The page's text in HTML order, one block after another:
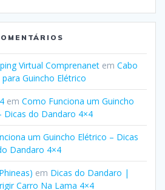
Virtual Comprenanet em Cabo
Guincho Elétrico
em Como Funciona um Guincho
Dicas do Dandaro 4×4
um Guincho Elétrico – Dicas
Dandaro 4×4
em Dicas do Dandaro |
Carro Na Lama 4×4